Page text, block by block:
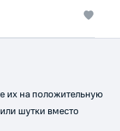
их на положительную
шутки вместо